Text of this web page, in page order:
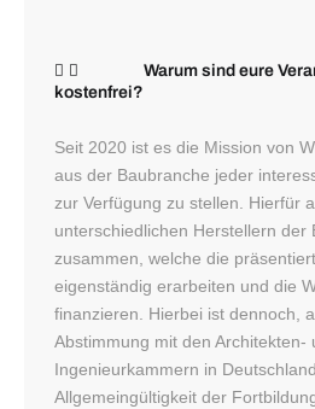
Warum sind eure
kostenfrei?
Seit 2020 ist es die Mission von
aus der Baubranche jeder
zur Verfügung zu stellen. Hierfür
unterschiedlichen Herstellern der
zusammen, welche die
eigenständig erarbeiten und die
finanzieren. Hierbei ist dennoch,
Abstimmung mit den Architekten-
Ingenieurkammern in
Allgemeingültigkeit der